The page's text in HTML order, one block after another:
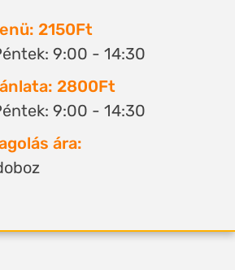
2150Ft
9:00 - 14:30
2800Ft
9:00 - 14:30
ára: